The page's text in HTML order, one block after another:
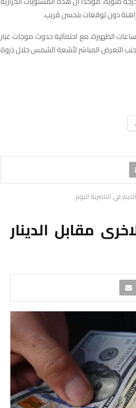
دون توقعات بتحسن قريب.
الظهيرة، مع احتمالية حدوث موجات غبار
التعرض المباشر لأشعة الشمس خلال ذروة
في الناصرية اليوم
مقابل الدينار